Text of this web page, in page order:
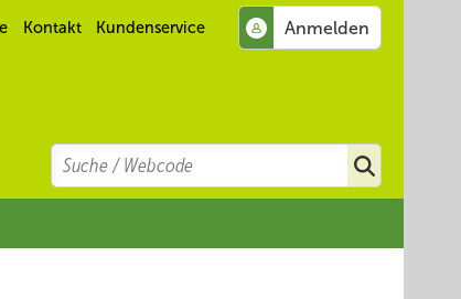
Kontakt Kundenservice
Search
Suchen